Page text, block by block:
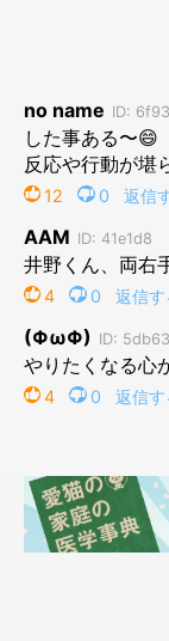
二階堂ちはる
東京を拠点に活